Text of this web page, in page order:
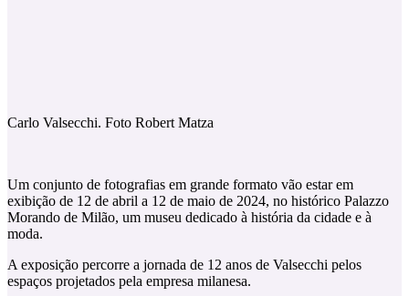
Carlo Valsecchi. Foto Robert Matza
Um conjunto de fotografias em grande formato vão estar em
exibição de 12 de abril a 12 de maio de 2024, no histórico Palazzo
Morando de Milão, um museu dedicado à história da cidade e à
moda.
A exposição percorre a jornada de 12 anos de Valsecchi pelos
espaços projetados pela empresa milanesa.